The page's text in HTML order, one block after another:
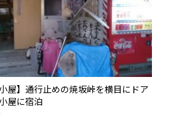
屋】通行止めの焼坂峠を横目にドア
屋に宿泊